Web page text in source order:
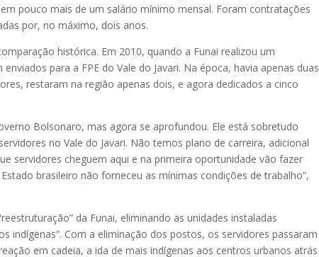
pouco mais de um salário mínimo mensal. Foram contratações
por, no máximo, dois anos.
histórica. Em 2010, quando a Funai realizou um
para a FPE do Vale do Javari. Na época, havia apenas duas
restaram na região apenas dois, e agora dedicados a cinco
Bolsonaro, mas agora se aprofundou. Ele está sobretudo
no Vale do Javari. Não temos plano de carreira, adicional
servidores cheguem aqui e na primeira oportunidade vão fazer
brasileiro não forneceu as mínimas condições de trabalho”,
da Funai, eliminando as unidades instaladas
indígenas”. Com a eliminação dos postos, os servidores passaram
em cadeia, a ida de mais indígenas aos centros urbanos atrás